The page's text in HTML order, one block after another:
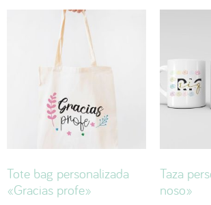
Tote bag personalizada
«Gracias profe»
Taza
noso»